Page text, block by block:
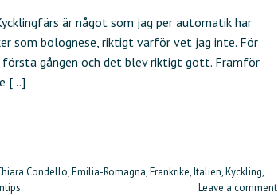
är något som jag per automatik har
som bolognese, riktigt varför vet jag inte. För
gången och det blev riktigt gott. Framför
[…]
Condello,Emilia-Romagna,Frankrike,Italien,Kyckling,
Leave a comment